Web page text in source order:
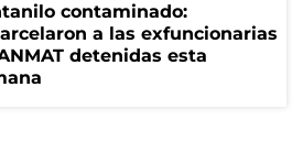
contaminado:
a las exfuncionarias
detenidas esta